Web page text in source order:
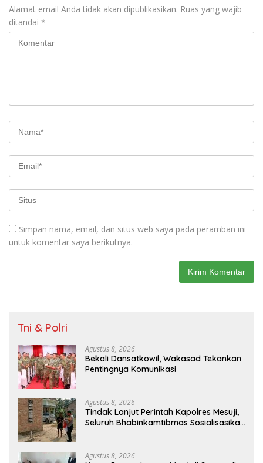
Alamat email Anda tidak akan dipublikasikan. Ruas yang wajib
ditandai *
Simpan nama, email, dan situs web saya pada peramban ini
untuk komentar saya berikutnya.
Tni & Polri
Agustus 8, 2026
Bekali Dansatkowil, Wakasad Tekankan
Pentingnya Komunikasi
Agustus 8, 2026
Tindak Lanjut Perintah Kapolres Mesuji,
Seluruh Bhabinkamtibmas Sosialisasikan
Agustus 8, 2026